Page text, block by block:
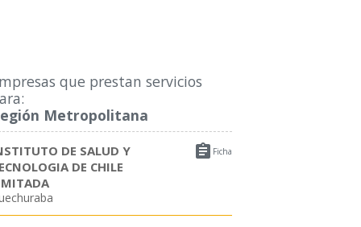
que prestan servicios
Metropolitana
 Ficha
DE SALUD Y
DE CHILE